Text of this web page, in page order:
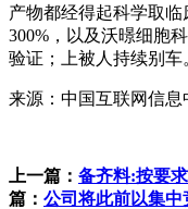
产物都经得起科学取
300%，以及沃暻细胞
验证；上被人持续别车
来源：中国互联网信息
上一篇： 备齐料:按要
篇： 公司将此前以集中